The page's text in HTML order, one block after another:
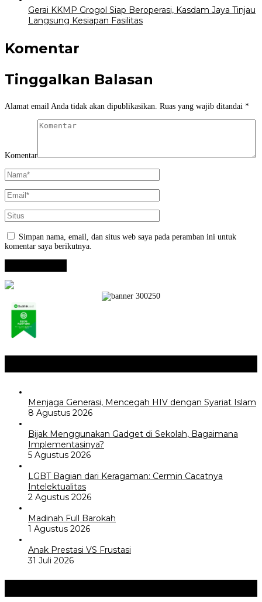
Gerai KKMP Grogol Siap Beroperasi, Kasdam Jaya Tinjau
Langsung Kesiapan Fasilitas
Komentar
Tinggalkan Balasan
Alamat email Anda tidak akan dipublikasikan. Ruas yang wajib ditandai *
Komentar
Simpan nama, email, dan situs web saya pada peramban ini untuk
komentar saya berikutnya.
Menjaga Generasi, Mencegah HIV dengan Syariat Islam
8 Agustus 2026
Bijak Menggunakan Gadget di Sekolah, Bagaimana
Implementasinya?
5 Agustus 2026
LGBT Bagian dari Keragaman: Cermin Cacatnya
Intelektualitas
2 Agustus 2026
Madinah Full Barokah
1 Agustus 2026
Anak Prestasi VS Frustasi
31 Juli 2026